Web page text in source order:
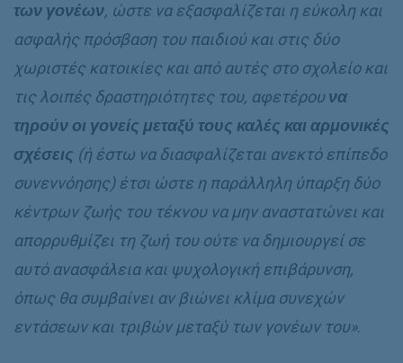
των γονέων, ώστε να εξασφαλίζεται η εύκολη και
ασφαλής πρόσβαση του παιδιού και στις δύο
χωριστές κατοικίες και από αυτές στο σχολείο και
τις λοιπές δραστηριότητες του, αφετέρου να
τηρούν οι γονείς μεταξύ τους καλές και αρμονικές
σχέσεις (ή έστω να διασφαλίζεται ανεκτό επίπεδο
συνεννόησης) έτσι ώστε η παράλληλη ύπαρξη δύο
κέντρων ζωής του τέκνου να μην αναστατώνει και
απορρυθμίζει τη ζωή του ούτε να δημιουργεί σε
αυτό ανασφάλεια και ψυχολογική επιβάρυνση,
όπως θα συμβαίνει αν βιώνει κλίμα συνεχών
εντάσεων και τριβών μεταξύ των γονέων του».